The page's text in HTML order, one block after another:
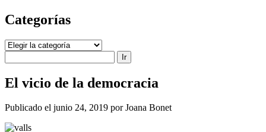
Categorías
Categorías
El vicio de la democracia
Publicado el junio 24, 2019 por Joana Bonet